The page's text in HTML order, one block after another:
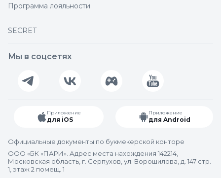
Программа лояльности
SECRET
Мы в соцсетях
Приложение
для iOS
Приложение
для Android
Официальные документы по букмекерской конторе
ООО «БК «ПАРИ». Адрес места нахождения 142214,
Московская область, г. Серпухов, ул. Ворошилова, д. 147 стр.
1, этаж 2 помещ. 1